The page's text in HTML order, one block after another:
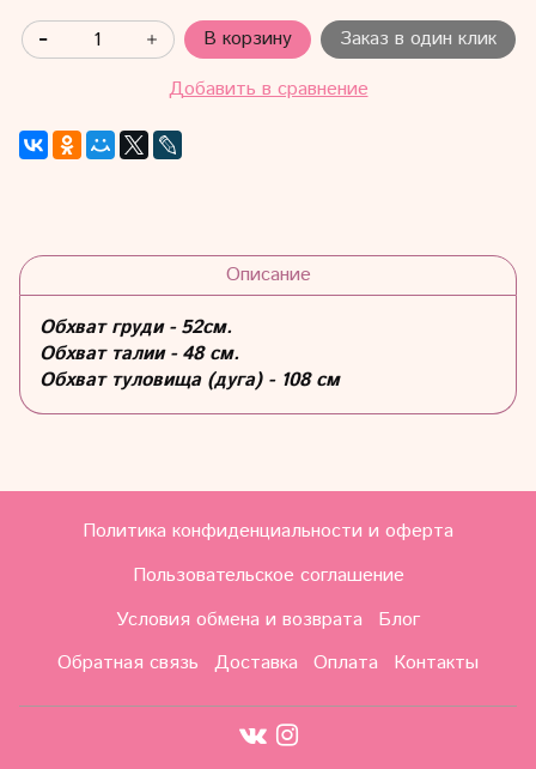
В корзину
Заказ в один клик
Добавить в сравнение
Описание
Обхват груди - 52см.
Обхват талии - 48 см.
Обхват туловища (дуга) -108 см
Политика конфиденциальности и оферта
Пользовательское соглашение
Условия обмена и возврата
Блог
Обратная связь
Доставка Оплата Контакты